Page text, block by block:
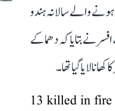
ہونے والے سالانہ ہندو
نے بتایا کہ دھماکے
13 killed in fire